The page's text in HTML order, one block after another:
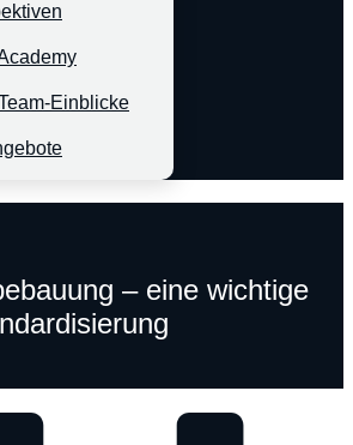
Einblicke
– eine wichtige